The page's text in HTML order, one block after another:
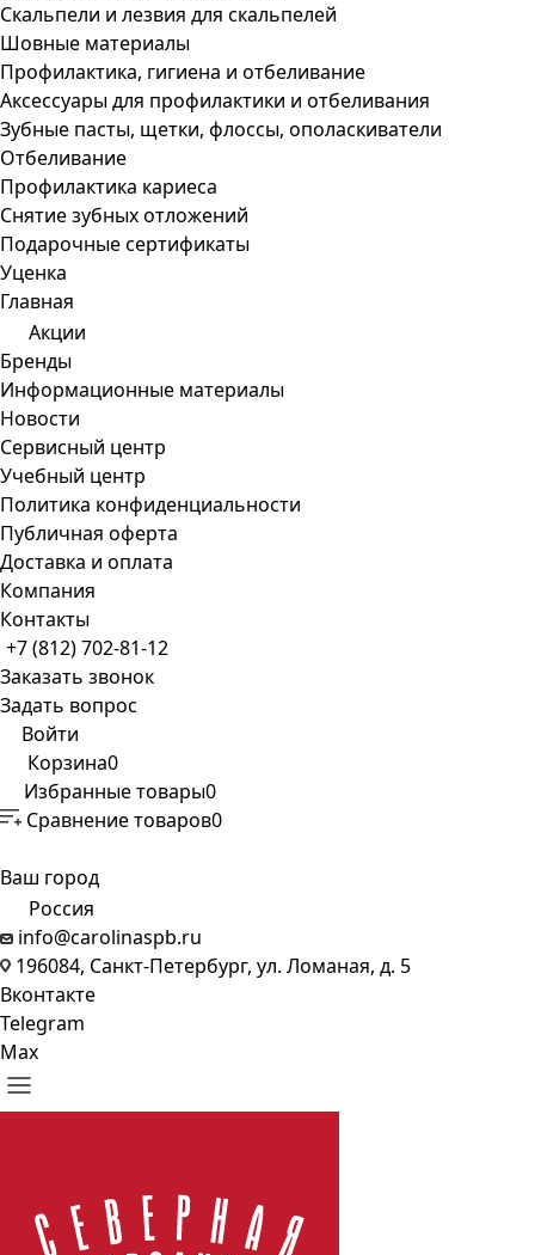
Скальпели и лезвия для скальпелей
Шовные материалы
Профилактика, гигиена и отбеливание
Аксессуары для профилактики и отбеливания
Зубные пасты, щетки, флоссы, ополаскиватели
Отбеливание
Профилактика кариеса
Снятие зубных отложений
Подарочные сертификаты
Уценка
Главная
Акции
Бренды
Информационные материалы
Новости
Сервисный центр
Учебный центр
Политика конфиденциальности
Публичная оферта
Доставка и оплата
Компания
Контакты
+7 (812) 702-81-12
Заказать звонок
Задать вопрос
Войти
Корзина0
Избранные товары0
Сравнение товаров0
Ваш город
Россия
info@carolinaspb.ru
196084, Санкт-Петербург, ул. Ломаная, д. 5
Вконтакте
Telegram
Max